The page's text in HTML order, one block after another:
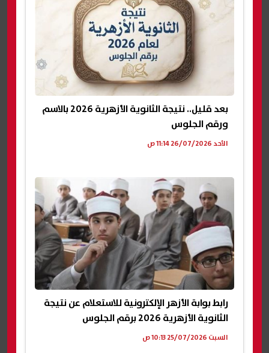
بعد قليل.. نتيجة الثانوية الأزهرية 2026 بالاسم
ورقم الجلوس
الأحد 26/07/2026 11:14 ص
رابط بوابة الأزهر الإلكترونية للاستعلام عن نتيجة
الثانوية الأزهرية 2026 برقم الجلوس
السبت 25/07/2026 10:13 ص